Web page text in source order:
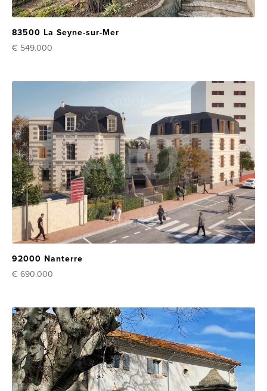
83500 La Seyne-sur-Mer
€ 549.000
92000 Nanterre
€ 690.000